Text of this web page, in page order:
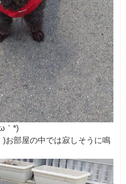
｀*)
)お部屋の中では寂しそうに鳴